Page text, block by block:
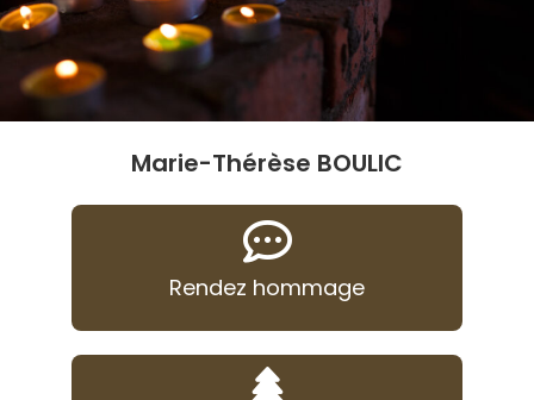
Marie-Thérèse BOULIC
Rendez hommage